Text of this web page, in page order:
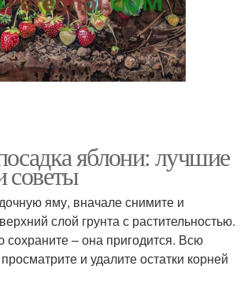
яблони: лучшие
советы
яму, вначале снимите и
слой грунта с растительностью.
– она пригодится. Всю
и удалите остатки корней